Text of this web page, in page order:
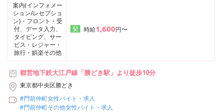
案内(インフォメー
ション/レセプショ
ン)・フロント・受
付、データ入力、
タイピング、サー
ビス・レジャー・
旅行・娯楽その他
契 時給1,600円〜
都営地下鉄大江戸線「勝どき駅」より徒歩10分
東京都中央区勝どき
#門前仲町女性バイト・求人
#門前仲町その他女性バイト・求人